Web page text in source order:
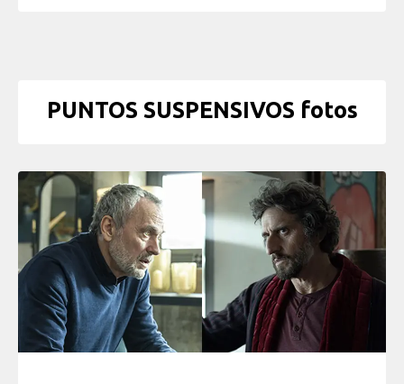
PUNTOS SUSPENSIVOS fotos